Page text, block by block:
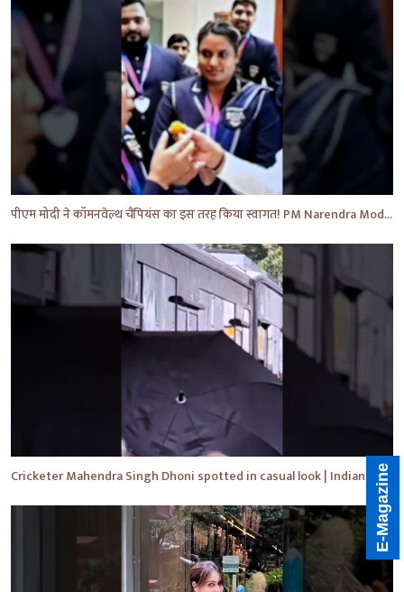
पीएम मोदी ने कॉमनवेल्थ चैंपियंस का इस तरह किया स्वागत! PM Narendra Modi | Breaking News | #shorts
Cricketer Mahendra Singh Dhoni spotted in casual look | Indian cricketer | MS Dhoni | #shorts #yt
E-Magazine